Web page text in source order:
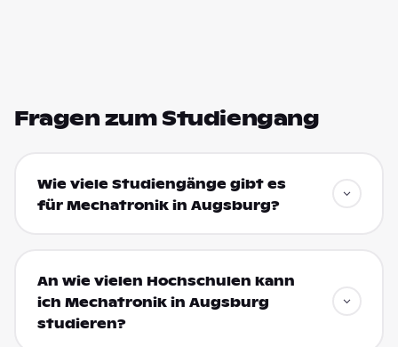
Fragen zum Studiengang
Wie viele Studiengänge gibt es
für Mechatronik in Augsburg?
An wie vielen Hochschulen kann
ich Mechatronik in Augsburg
studieren?